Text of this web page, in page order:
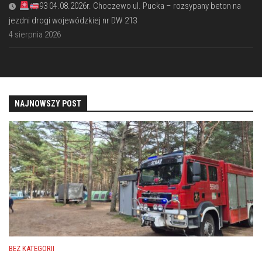
93 04.08.2026r. Choczewo ul. Pucka – rozsypany beton na
jezdni drogi wojewódzkiej nr DW 213
4 sierpnia 2026
NAJNOWSZY POST
BEZ KATEGORII